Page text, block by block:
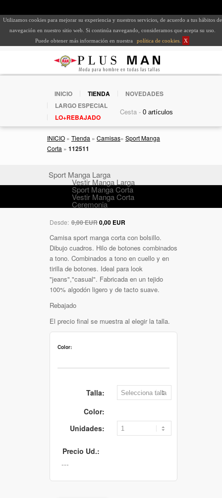
Utilizamos cookies para mejorar su experiencia y nuestros servicios, de acuerdo a tus hábitos de
navegación en nuestro sitio web. Si continúa navegando, consideramos que acepta su uso.
Puede obtener más información en nuestra
política de cookies X
INICIO TIENDA
NOVEDADES
LARGO ESPECIAL
LO+REBAJADO
Cesta -
INICIO » Tienda » Camisas» Sport Manga
Corta » 112511
Sport Manga Larga
Vestir Manga Larga
Sport Manga Corta
Vestir Manga Corta
Ceremonia
Desde: 0,00 EUR0,00 EUR
Camisa sport manga corta con bolsillo.
Dibujo cuadros. Hilo de botones combinados
a tono. Combinados a tono en cuello y en
tirilla de botones. Ideal para look
"jeans","casual". Fabricada en un tejido
100% algodón ligero y de tacto suave.
Rebajado
El precio final se muestra al elegir la talla.
Color:
Talla:
Color:
Unidades:
Precio Ud.: